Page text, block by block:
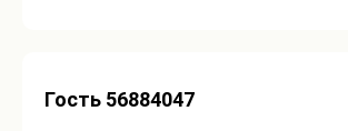
Гость 56884047